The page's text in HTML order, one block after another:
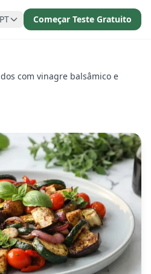
Começar Teste Gratuito
com vinagre balsâmico e